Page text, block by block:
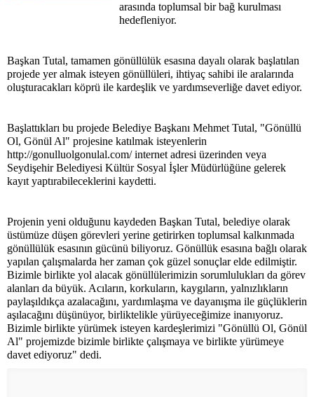
arasında toplumsal bir bağ kurulması
hedefleniyor.
Başkan Tutal, tamamen gönüllülük esasına dayalı olarak başlatılan
projede yer almak isteyen gönüllüleri, ihtiyaç sahibi ile aralarında
oluşturacakları köprü ile kardeşlik ve yardımseverliğe davet ediyor.
Başlattıkları bu projede Belediye Başkanı Mehmet Tutal, "Gönüllü
Ol, Gönül Al" projesine katılmak isteyenlerin
http://gonulluolgonulal.com/ internet adresi üzerinden veya
Seydişehir Belediyesi Kültür Sosyal İşler Müdürlüğüne gelerek
kayıt yaptırabileceklerini kaydetti.
Projenin yeni olduğunu kaydeden Başkan Tutal, belediye olarak
üstümüze düşen görevleri yerine getirirken toplumsal kalkınmada
gönüllülük esasının gücünü biliyoruz. Gönüllük esasına bağlı olarak
yapılan çalışmalarda her zaman çok güzel sonuçlar elde edilmiştir.
Bizimle birlikte yol alacak gönüllülerimizin sorumlulukları da görev
alanları da büyük. Acıların, korkuların, kaygıların, yalnızlıkların
paylaşıldıkça azalacağını, yardımlaşma ve dayanışma ile güçlüklerin
aşılacağını düşünüyor, birliktelikle yürüyeceğimize inanıyoruz.
Bizimle birlikte yürümek isteyen kardeşlerimizi "Gönüllü Ol, Gönül
Al" projemizde bizimle birlikte çalışmaya ve birlikte yürümeye
davet ediyoruz" dedi.